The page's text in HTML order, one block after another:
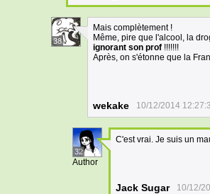
38
Mais complètement !
Même, pire que l'alcool, la
ignorant son prof !!!!!!!
Après, on s'étonne que la
wekake 10/12/2014
32
Author
C'est vrai. Je suis un
Jack Sugar 10/12/